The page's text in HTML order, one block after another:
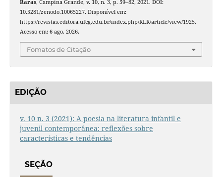
Raras, Campina Grande, v. 10, n. 3, p. 59–82, 2021. DOI:
10.5281/zenodo.10065227. Disponível em:
https://revistas.editora.ufcg.edu.br/index.php/RLR/article/view/1925.
Acesso em: 6 ago. 2026.
Fomatos de Citação
EDIÇÃO
v. 10 n. 3 (2021): A poesia na literatura infantil e
juvenil contemporânea: reflexões sobre
características e tendências
SEÇÃO